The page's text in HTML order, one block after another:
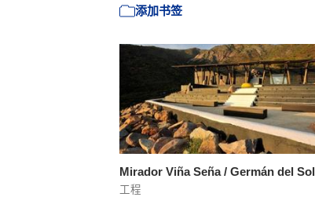
添加书签
Mirador Viña Seña / Germán del Sol
工程